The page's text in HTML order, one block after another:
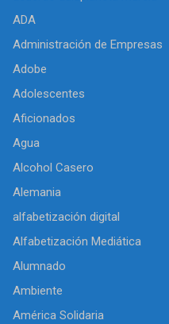
ADA
Administración de Empresas
Adobe
Adolescentes
Aficionados
Agua
Alcohol Casero
Alemania
alfabetización digital
Alfabetización Mediática
Alumnado
Ambiente
América Solidaria